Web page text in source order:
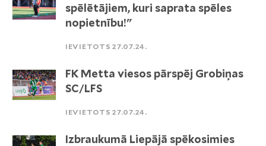
spēlētājiem, kuri saprata spēles
nopietnību!"
IEVIETOTS 27.07.24.
FK Metta viesos pārspēj Grobiņas
SC/LFS
IEVIETOTS 27.07.24.
Izbraukumā Liepājā spēkosimies